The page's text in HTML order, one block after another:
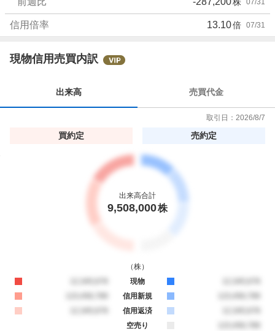
株 07/31
信用倍率 13.10倍 07/31
現物信用売買内訳
出来高 売買代金
取引日： 2026/8/7
買約定 売約定
出来高合計
9,508,000株
（株）
現物
信用新規
信用返済
空売り